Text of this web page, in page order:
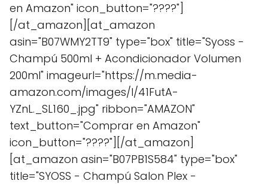
en Amazon" icon_button="????"]
[/at_amazon][at_amazon
asin="B07WMY2TT9" type="box" title="Syoss -
Champú 500ml + Acondicionador Volumen
200ml" imageurl="https://m.media-
amazon.com/images/I/41FutA-
YZnL._SL160_.jpg" ribbon="AMAZON"
text_button="Comprar en Amazon"
icon_button="????"][/at_amazon]
[at_amazon asin="B07PB1S584" type="box"
title="SYOSS - Champú Salon Plex -